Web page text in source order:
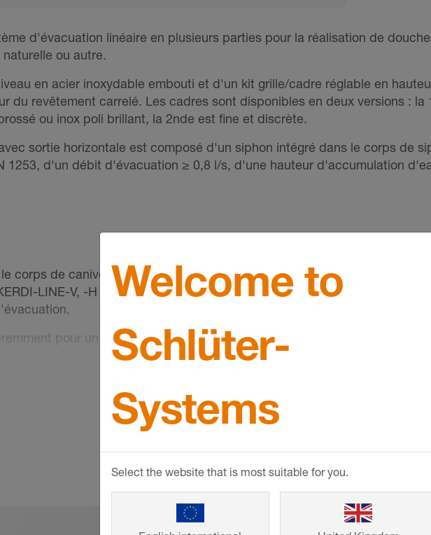
d'évacuation linéaire en plusieurs parties pour la réalisation de
ou autre.
en acier inoxydable embouti et d'un kit grille/cadre réglable en
du revêtement carrelé. Les cadres sont disponibles en deux versions :
ou inox poli brillant, la 2nde est fine et discrète.
sortie horizontale est composé d'un siphon intégré dans le corps de
1253, d'un débit d'évacuation ≥ 0,8 l/s, d'une hauteur d'accumulation
corps de caniveau est inséré dans le support de caniveau en
LINE-V, -H 50 G2 et KERDI-LINE-F, le corps de caniveau et le
pour un montage au centre de la douche ou le long d’un mur.
de 70 à 120 cm), par tranches de 10 cm
d’une collerette KERDI collée en usine.
ainsi qu'avec les colles correspondantes Schlüter-KERDI-COLL-L ou
EN SAVOIR PLUS
Welcome to
Schlüter-
Systems
Select the website that is most suitable for you.